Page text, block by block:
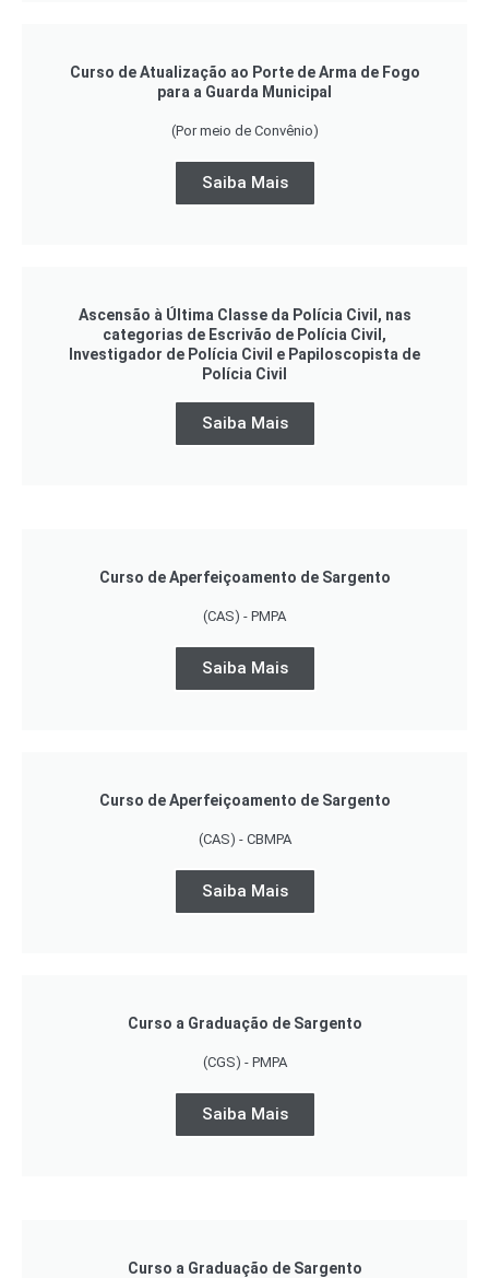
Curso de Atualização ao Porte de Arma de Fogo
para a Guarda Municipal
(Por meio de Convênio)
Saiba Mais
Ascensão à Última Classe da Polícia Civil, nas
categorias de Escrivão de Polícia Civil,
Investigador de Polícia Civil e Papiloscopista de
Polícia Civil
Saiba Mais
Curso de Aperfeiçoamento de Sargento
(CAS) - PMPA
Saiba Mais
Curso de Aperfeiçoamento de Sargento
(CAS) - CBMPA
Saiba Mais
Curso a Graduação de Sargento
(CGS) - PMPA
Saiba Mais
Curso a Graduação de Sargento